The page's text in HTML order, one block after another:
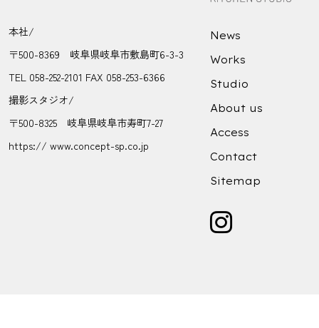
本社/
〒500-8369 岐阜県岐阜市敷島町6-3-3
TEL 058-252-2101 FAX 058-253-6366
撮影スタジオ/
〒500-8325 岐阜県岐阜市寿町7-27
https:// www.concept-sp.co.jp
News
Works
Studio
About us
Access
Contact
Sitemap